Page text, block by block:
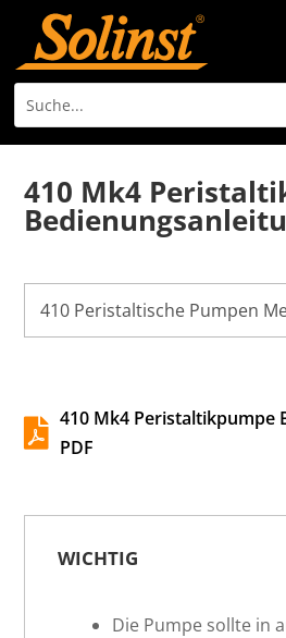
410 Mk4
 410 Mk4 Peristaltikpumpe
PDF
WICHTIG
Die Pumpe sollte in